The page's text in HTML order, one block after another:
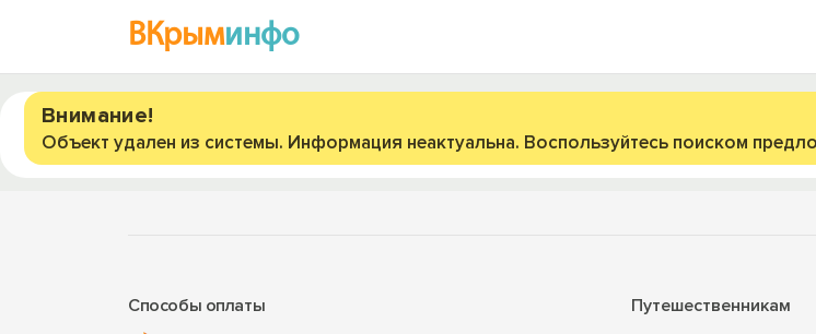
ВКрыминфо
Внимание!
Объект удален из системы. Информация неактуальна. Воспользуйтесь поиском
Путешественникам
Способы оплаты